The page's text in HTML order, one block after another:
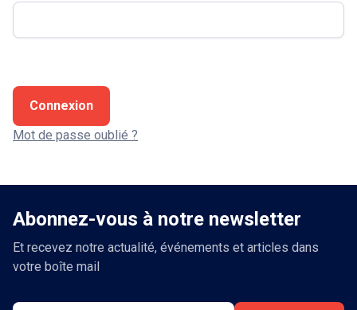
Connexion
Mot de passe oublié ?
Abonnez-vous à notre newsletter
Et recevez notre actualité, événements et articles dans
votre boîte mail